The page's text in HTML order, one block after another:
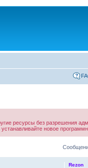
ресурсы без разрешения
устанавливайте новое
Rezon